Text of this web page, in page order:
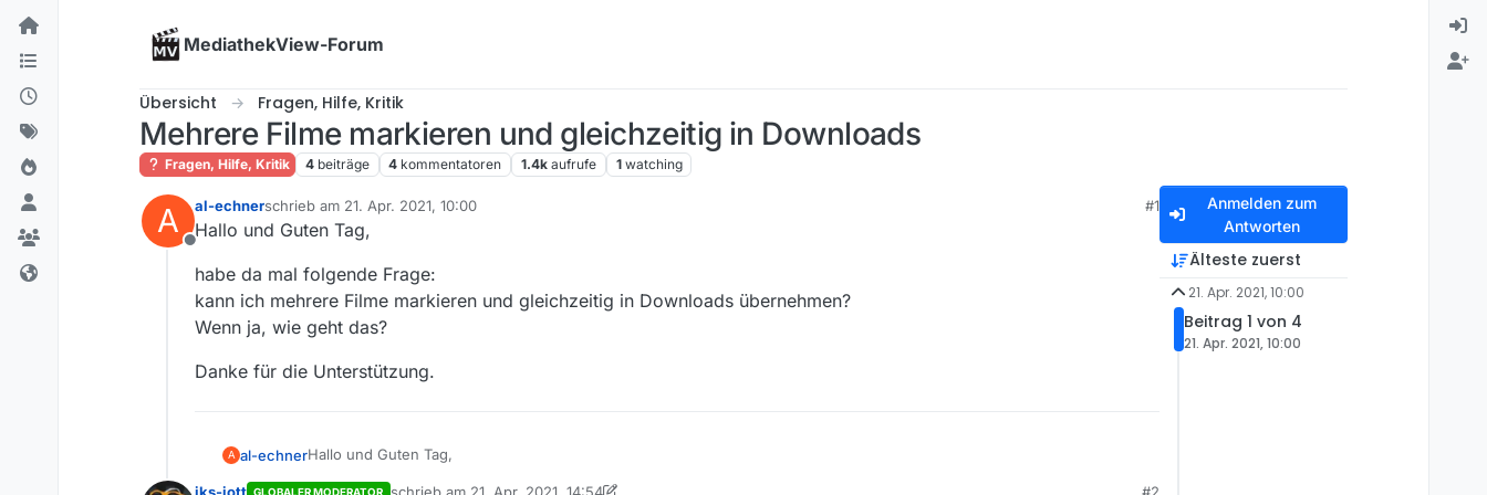
Skip to content
MediathekView-Forum
Übersicht Fragen, Hilfe, Kritik
Mehrere Filme markieren und gleichzeitig in Downloads
Fragen, Hilfe, Kritik 4 beiträge 4 kommentatoren 1.4k aufrufe 1 watching
A
Offline
al-echnerschrieb am 21. Apr. 2021, 10:00
zuletzt editiert von
#1
Hallo und Guten Tag,
habe da mal folgende Frage:
kann ich mehrere Filme markieren und gleichzeitig in Downloads übernehmen?
Wenn ja, wie geht das?
Danke für die Unterstützung.
A al-echnerHallo und Guten Tag,
GLOBALER MODERATOR
Anmelden zum
Antworten
Älteste zuerst
21. Apr. 2021, 10:00
Beitrag 1 von 4
21. Apr. 2021, 10:00